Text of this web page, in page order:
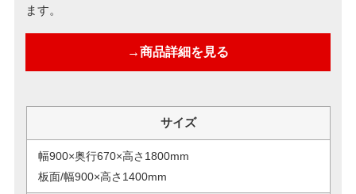
ます。
→商品詳細を見る
サイズ
幅900×奥行670×高さ1800mm
板面/幅900×高さ1400mm